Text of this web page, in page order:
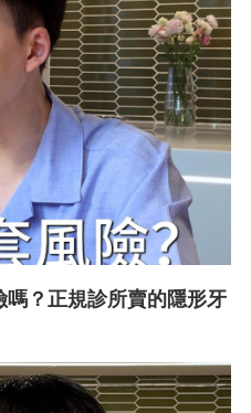
？正規診所賣的隱形牙